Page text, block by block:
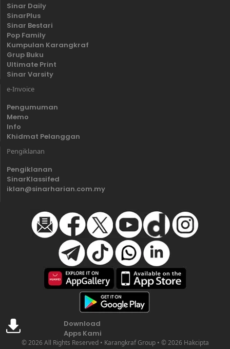
Sinar Daily
SinarPlus
Sinar Bestari
Pop Family
Kumpulan Karangkraf
Grup Buku
Ultimate Print
Sinar Varsity
e-Invoice
Pengumuman
Memo
Info
Khidmat Pelanggan
Pengiklanan
Pengiklanan
SinarKlassifed
iklan@sinarharian.com.my
Download
Apps Kami
© 2026 All Rights Reserved • Karangkraf Group • © 2026 Hakcipta